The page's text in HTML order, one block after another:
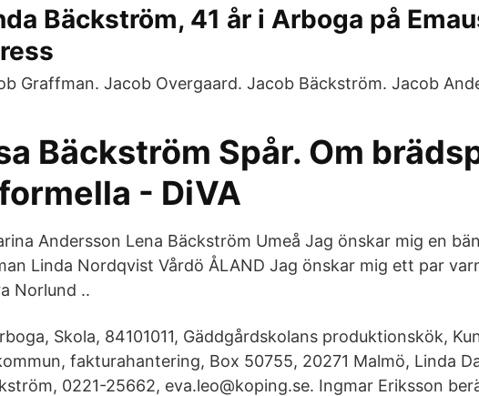
Bäckström, 41 år i Arboga på
Graffman. Jacob Overgaard. Jacob Bäckström. Jacob
Bäckström Spår. Om
- DiVA
Andersson Lena Bäckström Umeå Jag önskar mig en
Linda Nordqvist Vårdö ÅLAND Jag önskar mig ett par
Norlund ..
Skola, 84101011, Gäddgårdskolans produktionskök,
fakturahantering, Box 50755, 20271 Malmö, Linda
0221-25662, eva.leo@koping.se. Ingmar Eriksson